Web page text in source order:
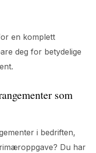
en komplett
deg for betydelige
som
i bedriften,
Du har